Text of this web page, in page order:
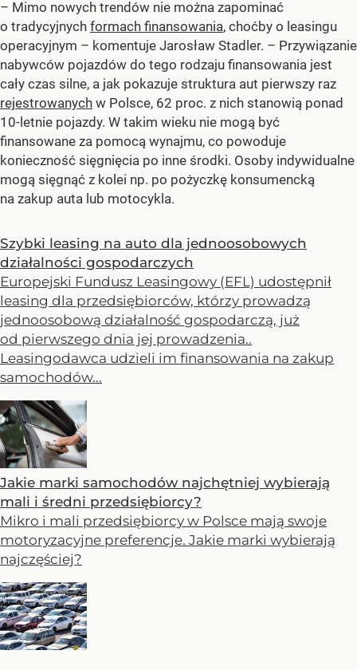
– Mimo nowych trendów nie można zapominać
o tradycyjnych formach finansowania, choćby o leasingu
operacyjnym – komentuje Jarosław Stadler. – Przywiązanie
nabywców pojazdów do tego rodzaju finansowania jest
cały czas silne, a jak pokazuje struktura aut pierwszy raz
rejestrowanych w Polsce, 62 proc. z nich stanowią ponad
10-letnie pojazdy. W takim wieku nie mogą być
finansowane za pomocą wynajmu, co powoduje
konieczność sięgnięcia po inne środki. Osoby indywidualne
mogą sięgnąć z kolei np. po pożyczkę konsumencką
na zakup auta lub motocykla.
Szybki leasing na auto dla jednoosobowych
działalności gospodarczych
Europejski Fundusz Leasingowy (EFL) udostępnił
leasing dla przedsiębiorców, którzy prowadzą
jednoosobową działalność gospodarczą, już
od pierwszego dnia jej prowadzenia..
Leasingodawca udzieli im finansowania na zakup
samochodów...
Jakie marki samochodów najchętniej wybierają
mali i średni przedsiębiorcy?
Mikro i mali przedsiębiorcy w Polsce mają swoje
motoryzacyjne preferencje. Jakie marki wybierają
najczęściej?